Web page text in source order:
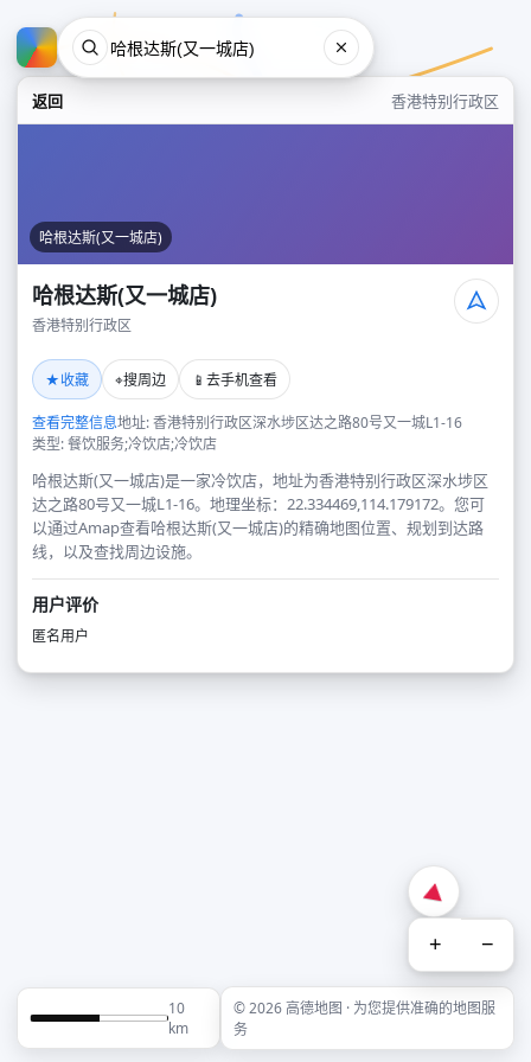
返回 香港特别行政区
哈根达斯(又一城店)
哈根达斯(又一城店)
香港特别行政区
★收藏 ⌖搜周边 📱 去手机查看
查看完整信息地址: 香港特别行政区深水埗区达之路80号又一城L1-16
类型: 餐饮服务;冷饮店;冷饮店
哈根达斯(又一城店)是一家冷饮店，地址为香港特别行政区深水埗区
达之路80号又一城L1-16。地理坐标：22.334469,114.179172。您可
以通过Amap查看哈根达斯(又一城店)的精确地图位置、规划到达路
线，以及查找周边设施。
用户评价
匿名用户
+ −
10
km
© 2026 高德地图 · 为您提供准确的地图服
务